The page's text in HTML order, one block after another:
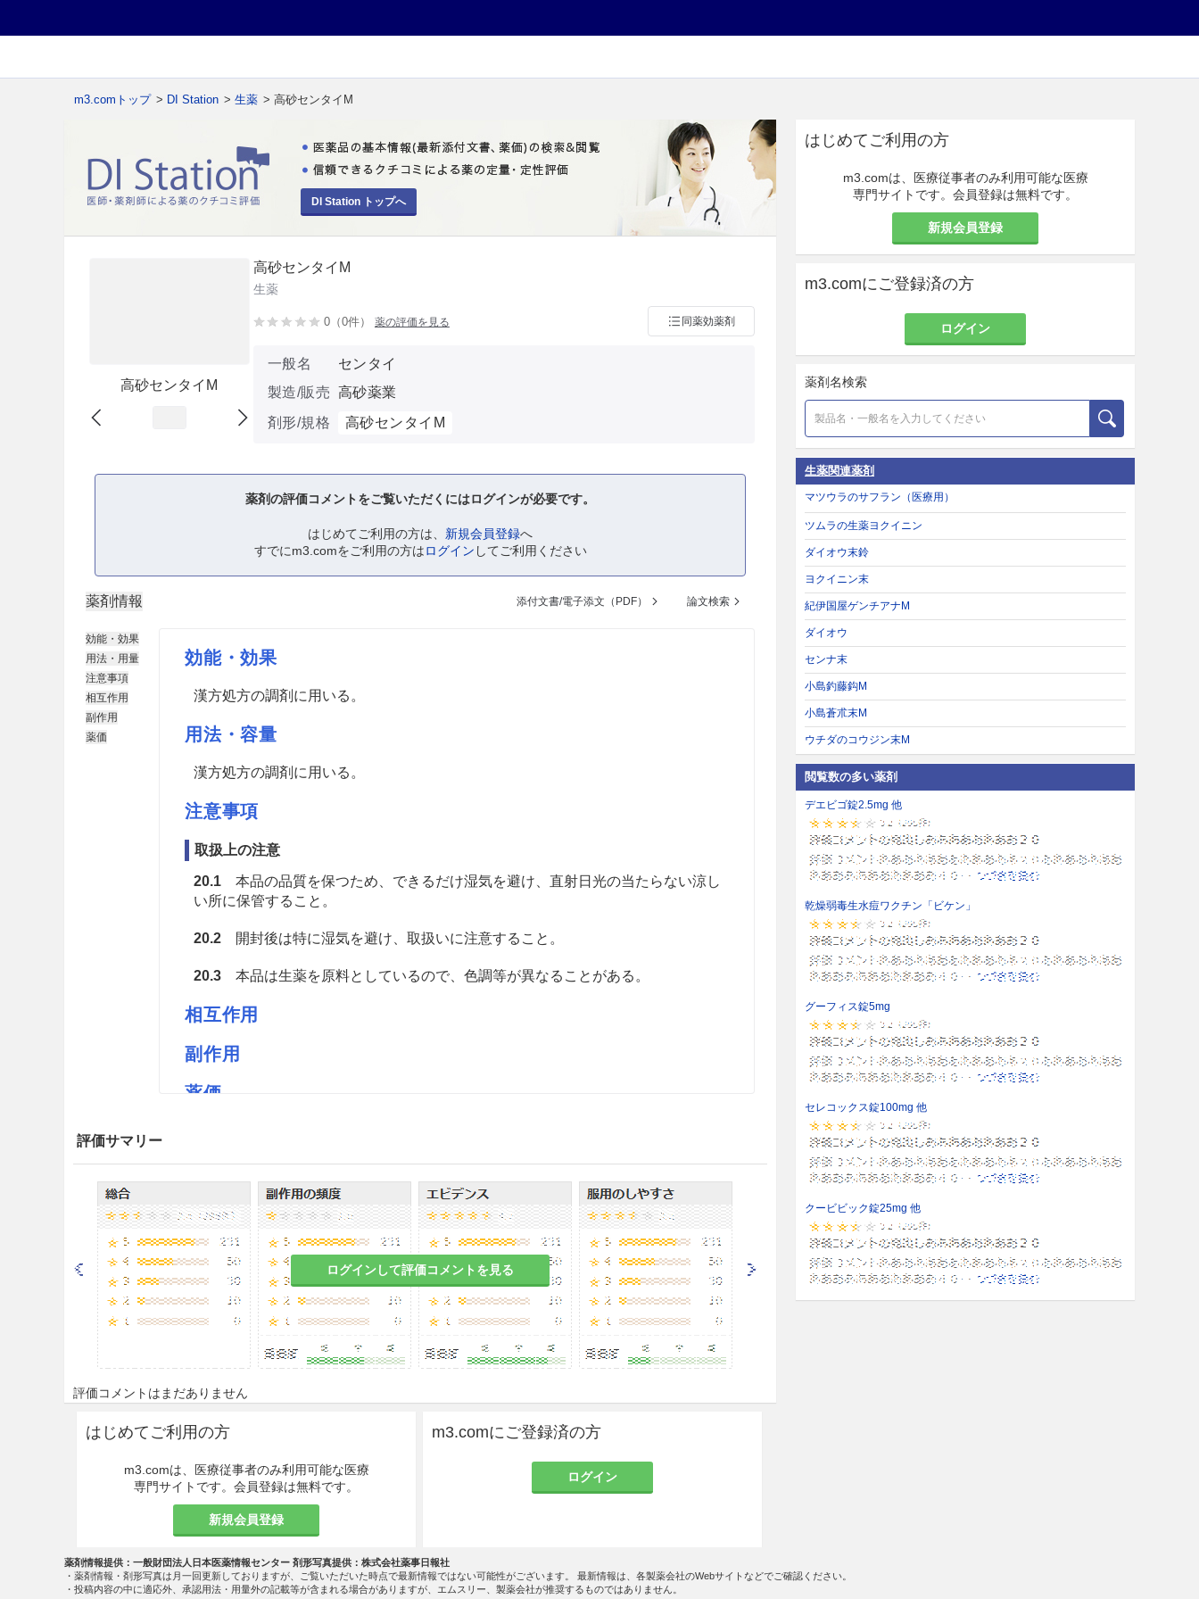
m3.comトップ > DI Station > 生薬 > 高砂センタイM
DI Station トップへ
高砂センタイM
高砂センタイM
生薬
0（0件） 薬の評価を見る 同薬効薬剤
一般名
センタイ
製造/販売 高砂薬業
剤形/規格
高砂センタイM
薬剤の評価コメントをご覧いただくにはログインが必要です。
はじめてご利用の方は、 新規会員登録へ
すでにm3.comをご利用の方はログイン してご利用ください
薬剤情報 添付文書/電子添文（PDF） 論文検索
効能・効果
用法・用量
注意事項
相互作用
副作用
薬価
効能・効果
漢方処方の調剤に用いる。
用法・容量
漢方処方の調剤に用いる。
注意事項
取扱上の注意
20.1本品の品質を保つため、できるだけ湿気を避け、直射日光の当たらない涼し
い所に保管すること。
20.2開封後は特に湿気を避け、取扱いに注意すること。
20.3本品は生薬を原料としているので、色調等が異なることがある。
相互作用
副作用
薬価
評価サマリー
ログインして評価コメントを見る
評価コメントはまだありません
はじめてご利用の方
m3.comは、医療従事者のみ利用可能な医療
専門サイトです。会員登録は無料です。
新規会員登録
m3.comにご登録済の方
ログイン
はじめてご利用の方
m3.comは、医療従事者のみ利用可能な医療
専門サイトです。会員登録は無料です。
新規会員登録
m3.comにご登録済の方
ログイン
薬剤名検索
生薬関連薬剤
マツウラのサフラン（医療用）
ツムラの生薬ヨクイニン
ダイオウ末鈴
ヨクイニン末
紀伊国屋ゲンチアナM
ダイオウ
センナ末
小島釣藤鈎M
小島蒼朮末M
ウチダのコウジン末M
閲覧数の多い薬剤
デエビゴ錠2.5mg 他
乾燥弱毒生水痘ワクチン「ビケン」
グーフィス錠5mg
セレコックス錠100mg 他
クービビック錠25mg 他
薬剤情報提供：一般財団法人日本医薬情報センター 剤形写真提供：株式会社薬事日報社
・薬剤情報・剤形写真は月一回更新しておりますが、ご覧いただいた時点で最新情報ではない可能性がございます。 最新情報は、各製薬会社のWebサイトなどでご確認ください。
・投稿内容の中に適応外、承認用法・用量外の記載等が含まれる場合がありますが、エムスリー、製薬会社が推奨するものではありません。